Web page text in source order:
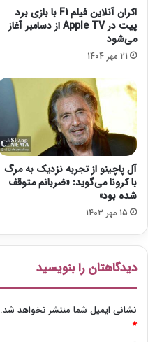
ن
م
ی
د
ر
م
ی‌
آ
ی
د
اکران آنلاین فیلم F1 با بازی برد
پیت در Apple TV از دسامبر آغاز
می‌شود
21 مهر 1404
آل پاچینو از تجربه نزدیک به مرگ
با کرونا می‌گوید: «ضربانم متوقف
شده بود»
15 مهر 1403
دیدگاهتان را بنویسید
نشانی ایمیل شما منتشر نخواهد شد.
*